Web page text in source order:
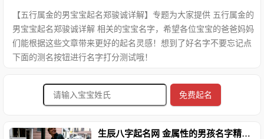
【五行属金的男宝宝起名郑骏诚详解】专题为大家提供 五行属金的
男宝宝起名郑骏诚详解 相关的宝宝名字，希望各位宝宝的爸爸妈妈
们能根据这些文章带来更好的起名灵感！想到了好名字不要忘记点
下面的测名按钮进行名字打分测试哦！
免费起名
生辰八字起名网 金属性的男孩名字精选 郑骏诚